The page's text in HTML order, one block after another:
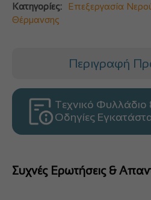
Κατηγορίες:
Επεξεργασία
Θέρμανσης
Περιγραφή
Τεχνικό Φυλλάδιο
Οδηγίες
Συχνές Ερωτήσεις &